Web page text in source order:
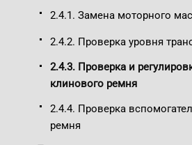
2.4.1. Замена моторного
2.4.2. Проверка уровня
2.4.3. Проверка и
клинового ремня
2.4.4. Проверка
ремня